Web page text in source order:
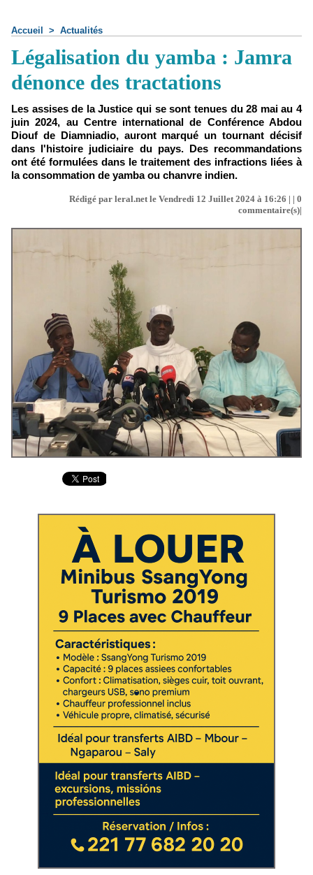
Accueil > Actualités
Légalisation du yamba : Jamra
dénonce des tractations
Les assises de la Justice qui se sont tenues du 28 mai au 4
juin 2024, au Centre international de Conférence Abdou
Diouf de Diamniadio, auront marqué un tournant décisif
dans l'histoire judiciaire du pays. Des recommandations
ont été formulées dans le traitement des infractions liées à
la consommation de yamba ou chanvre indien.
Rédigé par leral.net le Vendredi 12 Juillet 2024 à 16:26 | | 0
commentaire(s)|